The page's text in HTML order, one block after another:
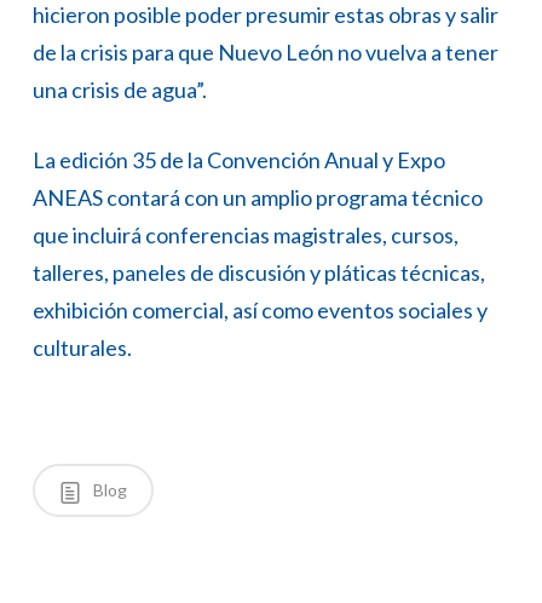
hicieron posible poder presumir estas obras y salir
de la crisis para que Nuevo León no vuelva a tener
una crisis de agua”.
La edición 35 de la Convención Anual y Expo
ANEAS contará con un amplio programa técnico
que incluirá conferencias magistrales, cursos,
talleres, paneles de discusión y pláticas técnicas,
exhibición comercial, así como eventos sociales y
culturales.
Blog